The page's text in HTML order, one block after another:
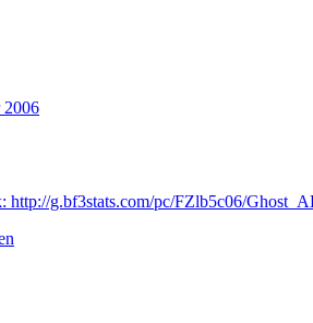
2006
http://g.bf3stats.com/pc/FZlb5c06/